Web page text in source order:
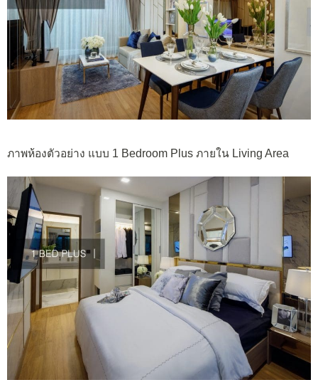
ภาพห้องตัวอย่าง แบบ 1 Bedroom Plus ภายใน Living Area